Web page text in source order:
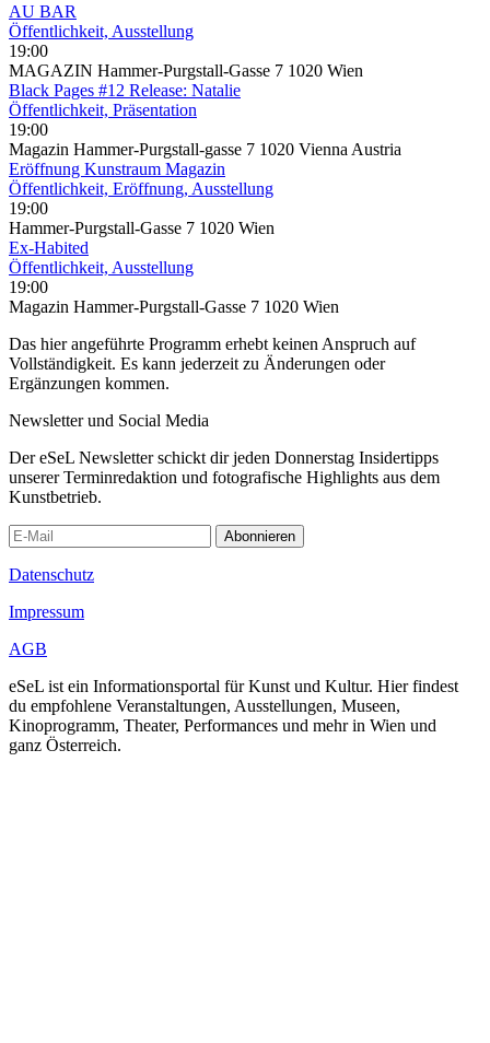
AU BAR
Öffentlichkeit, Ausstellung
19:00
MAGAZIN Hammer-Purgstall-Gasse 7 1020 Wien
Black Pages #12 Release: Natalie
Öffentlichkeit, Präsentation
19:00
Magazin Hammer-Purgstall-gasse 7 1020 Vienna Austria
Eröffnung Kunstraum Magazin
Öffentlichkeit, Eröffnung, Ausstellung
19:00
Hammer-Purgstall-Gasse 7 1020 Wien
Ex-Habited
Öffentlichkeit, Ausstellung
19:00
Magazin Hammer-Purgstall-Gasse 7 1020 Wien
Das hier angeführte Programm erhebt keinen Anspruch auf
Vollständigkeit. Es kann jederzeit zu Änderungen oder
Ergänzungen kommen.
Newsletter und Social Media
Der eSeL Newsletter schickt dir jeden Donnerstag Insidertipps
unserer Terminredaktion und fotografische Highlights aus dem
Kunstbetrieb.
Abonnieren
Datenschutz
Impressum
AGB
eSeL ist ein Informationsportal für Kunst und Kultur. Hier findest
du empfohlene Veranstaltungen, Ausstellungen, Museen,
Kinoprogramm, Theater, Performances und mehr in Wien und
ganz Österreich.